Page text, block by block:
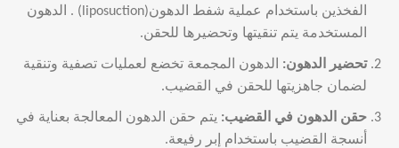
الفخذين باستخدام عملية شفط الدهون(liposuction) . الدهون
المستخدمة يتم تنقيتها وتحضيرها للحقن.
تحضير الدهون: الدهون المجمعة تخضع لعمليات تصفية وتنقية
لضمان جاهزيتها للحقن في القضيب.
حقن الدهون في القضيب: يتم حقن الدهون المعالجة بعناية في
أنسجة القضيب باستخدام إبر رفيعة.